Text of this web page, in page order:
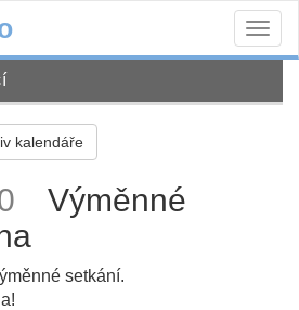
kalendáře
Výměnné
setkání.